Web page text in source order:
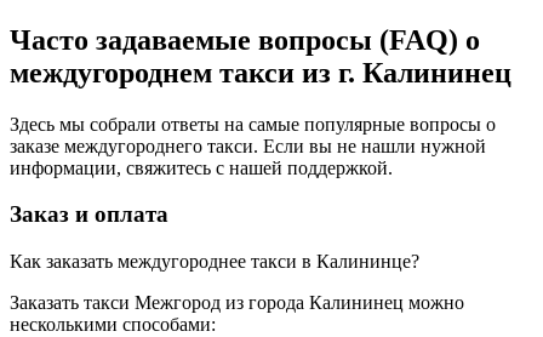
Часто задаваемые вопросы (FAQ) о
междугороднем такси из г. Калининец
Здесь мы собрали ответы на самые популярные вопросы о
заказе междугороднего такси. Если вы не нашли нужной
информации, свяжитесь с нашей поддержкой.
Заказ и оплата
Как заказать междугороднее такси в Калининце?
Заказать такси Межгород из города Калининец можно
несколькими способами: